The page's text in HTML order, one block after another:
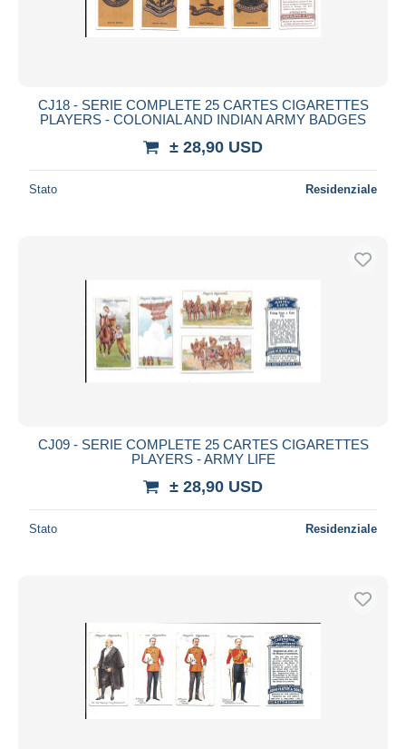
CJ18 - SERIE COMPLETE 25 CARTES CIGARETTES
PLAYERS - COLONIAL AND INDIAN ARMY BADGES
± 28,90 USD
Stato Residenziale
CJ09 - SERIE COMPLETE 25 CARTES CIGARETTES
PLAYERS - ARMY LIFE
± 28,90 USD
Stato Residenziale